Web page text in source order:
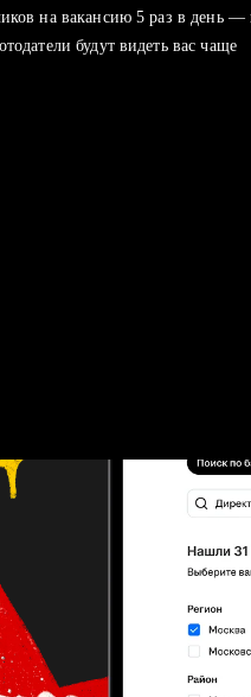
на вакансию 5 раз в день
будут видеть вас чаще